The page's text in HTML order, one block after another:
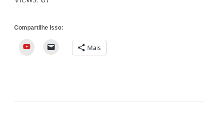
Compartilhe isso:
YouTube Mais